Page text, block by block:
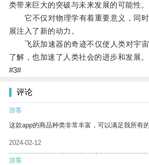
类带来巨大的突破与未来发展的可能性。
它不仅对物理学有着重要意义，同时
展注入了新的动力。
飞跃加速器的奇迹不仅使人类对宇宙
了解，也加速了人类社会的进步和发展。
#3#
评论
游客
这款app的商品种类非常丰富，可以满足我所有的
2024-02-12
游客